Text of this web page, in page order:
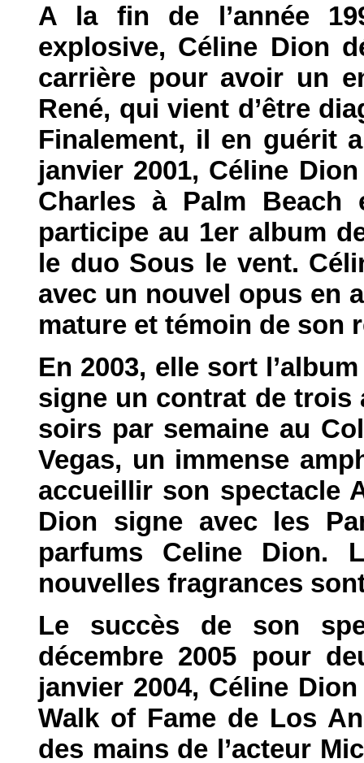
A la fin de l’année
explosive, Céline Dion
carrière pour avoir un
René, qui vient d’être
Finalement, il en guérit
janvier 2001, Céline
Charles à Palm Beach
participe au 1er album
le duo Sous le vent.
avec un nouvel opus en
mature et témoin de son
En 2003, elle sort
signe un contrat de trois
soirs par semaine au
Vegas, un immense
accueillir son spectacle
Dion signe avec les
parfums Celine Dion.
nouvelles fragrances
Le succès de son
décembre 2005 pour
janvier 2004, Céline
Walk of Fame de Los
des mains de l’acteur